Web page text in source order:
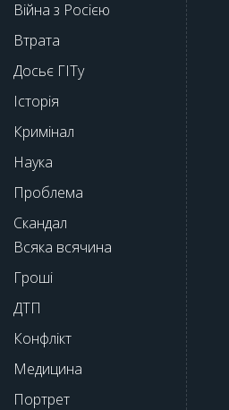
Війна з Росією
Втрата
Досьє ГІТу
Історія
Кримінал
Наука
Проблема
Скандал
Всяка всячина
Гроші
ДТП
Конфлікт
Медицина
Портрет